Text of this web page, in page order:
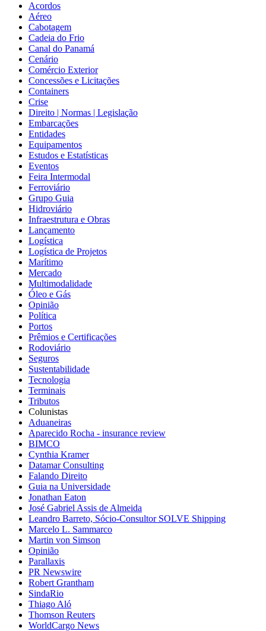
Acordos
Aéreo
Cabotagem
Cadeia do Frio
Canal do Panamá
Cenário
Comércio Exterior
Concessões e Licitações
Containers
Crise
Direito | Normas | Legislação
Embarcações
Entidades
Equipamentos
Estudos e Estatísticas
Eventos
Feira Intermodal
Ferroviário
Grupo Guia
Hidroviário
Infraestrutura e Obras
Lançamento
Logística
Logística de Projetos
Marítimo
Mercado
Multimodalidade
Óleo e Gás
Opinião
Política
Portos
Prêmios e Certificações
Rodoviário
Seguros
Sustentabilidade
Tecnologia
Terminais
Tributos
Colunistas
Aduaneiras
Aparecido Rocha - insurance review
BIMCO
Cynthia Kramer
Datamar Consulting
Falando Direito
Guia na Universidade
Jonathan Eaton
José Gabriel Assis de Almeida
Leandro Barreto, Sócio-Consultor SOLVE Shipping
Marcelo L. Sammarco
Martin von Simson
Opinião
Parallaxis
PR Newswire
Robert Grantham
SindaRio
Thiago Aló
Thomson Reuters
WorldCargo News